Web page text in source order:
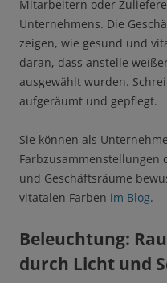
Mitarbeitern oder
Unternehmens. Die
zeigen, wie gesund und
daran, dass anstelle
ausgewählt wurden.
aufgeräumt und gepflegt.
Sie können als
Farbzusammenstellungen
und Geschäftsräume
vitatalen Farben im Blog.
Beleuchtung:
durch Licht und